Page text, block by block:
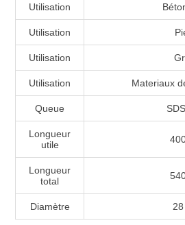
Utilisation
Utilisation
Utilisation
Utilisation Materiaux
Queue
Longueur
utile
Longueur
total
Diamètre